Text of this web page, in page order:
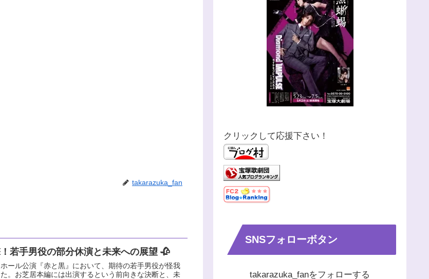
takarazuka_fan
若手男役の部分休演と未来への展望 🥀
ール公演『赤と黒』において、期待の若手男役が怪我
。お芝居本編には出演するという前向きな決断と、未
クリックして応援下さい！
SNSフォローボタン
takarazuka_fanをフォローする